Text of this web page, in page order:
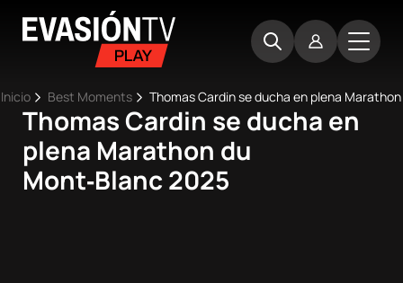
Ruta
de
navegación
Inicio Best Moments Thomas Cardin se ducha en plena
Thomas Cardin se ducha en
plena Marathon du
Mont‑Blanc 2025
Main
navigation
Inicio
Próximos